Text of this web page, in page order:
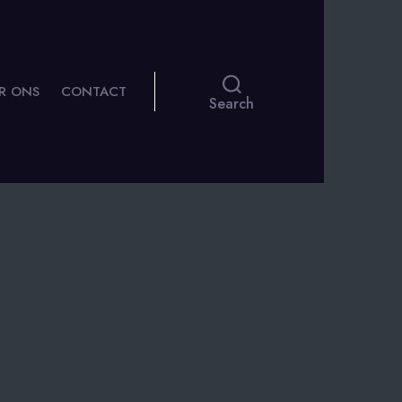
ONS CONTACT
Search